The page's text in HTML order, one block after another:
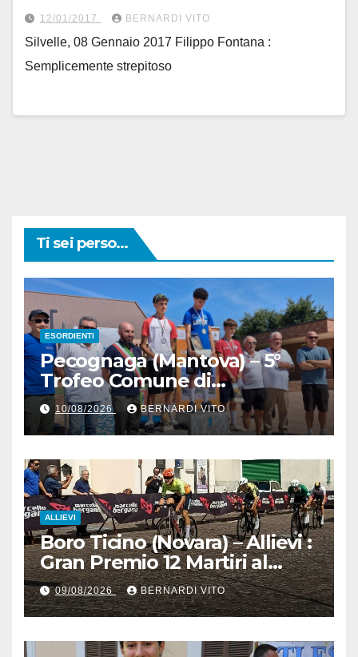
12/01/2017 BERNARDI VITO
Silvelle, 08 Gennaio 2017 Filippo Fontana :
Semplicemente strepitoso
Ti sei perso...
ESORDIENTI
Pecognaga (Mantova) – 5°
Trofeo Comune di
Pecognaga – Doppia gara
Esordienti – Organizzazione
Ciclo Club Guidizzolo 1977:
Fotoservizio di Paolo Biondo
10/08/2026 BERNARDI VITO
ALLIEVI
Boro Ticino (Novara) – Allievi :
Gran Premio 12 Martiri al
trentino Pietro Valenti
(Ciclistica Dro) con 1’30” sul
bergamasco Pietro Resca (SC
Romanese) – Servizio
09/08/2026 BERNARDI VITO